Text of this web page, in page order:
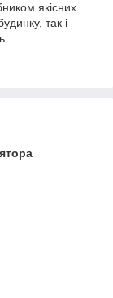
якісних
так і